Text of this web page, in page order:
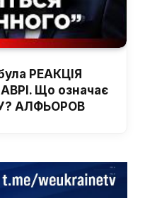
РЕАКЦІЯ
Що означає
АЛФЬОРОВ